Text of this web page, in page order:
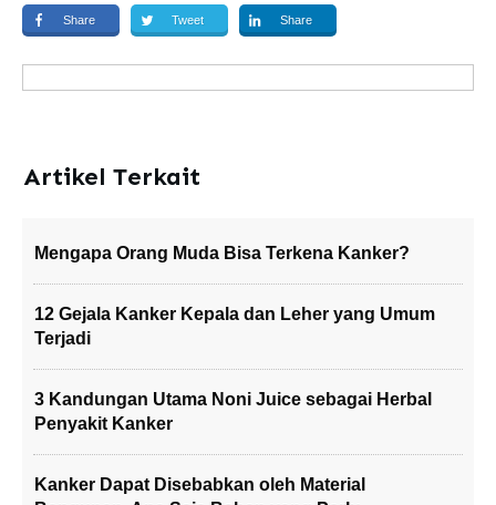
Share Tweet Share
Artikel Terkait
Mengapa Orang Muda Bisa Terkena Kanker?
12 Gejala Kanker Kepala dan Leher yang Umum
Terjadi
3 Kandungan Utama Noni Juice sebagai Herbal
Penyakit Kanker
Kanker Dapat Disebabkan oleh Material